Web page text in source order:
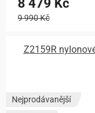
8 479 Kč
9 990 Kč
Z2159R
Nejprodávanější